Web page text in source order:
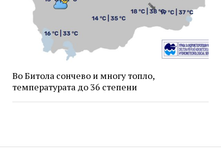
Во Битола сончево и многу топло,
температурата до 36 степени